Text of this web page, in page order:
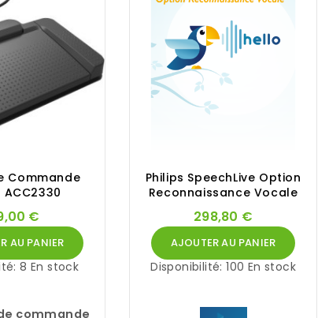
Commande
ACC2330
€
AU PANIER
8 En stock
commande
Philips SpeechLive Option
Reconnaissance Vocale
298,80 €
AJOUTER AU PANIER
Disponibilité:100 En stock